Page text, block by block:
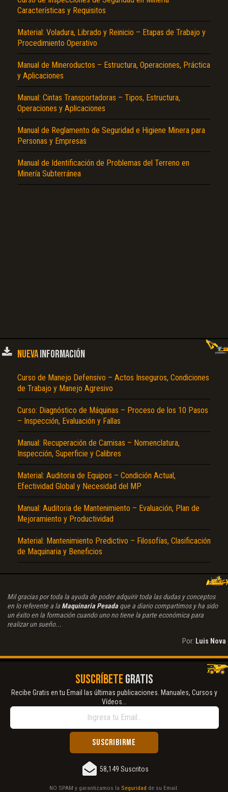
Características y Requisitos
Material: Voladura, Librado y Reinicio – Etapas de Trabajo y
Procedimiento Operativo
Manual de Mineroductos – Estructura, Operaciones, Práctica
y Aplicaciones
Manual: Cintas Transportadoras – Tipos, Estructura,
Operaciones y Aplicaciones
Manual de Reglamento de Seguridad e Higiene Minera para
Personas y Empresas
Manual de Identificación de Problemas del Terreno en
Minería Subterránea
NUEVAINFORMACIÓN
Curso de Manejo Defensivo – Actos Inseguros, Condiciones
de Trabajo y Manejo Agresivo
Curso: Diagnóstico de Máquinas – Proceso de los 10 Pasos
– Inspección, Evaluación y Fallas
Manual: Recuperación de Camisas – Nomenclatura,
Inspección, Superficie y Calibres
Material: Auditoria de Equipos – Condición Actual,
Efectividad Global y Necesidad del MP
Manual: Auditoria de Mantenimiento – Evaluación, Plan de
Mejoramiento y Productividad
Material: Mantenimiento Predictivo – Filosofías, Clasificación
de Maquinaria y Beneficios
Mil gracias por toda la ayuda de poder adquirir toda las dudas y conceptos
en lo referente a la Maquinaria Pesadaque a diario compartimos y ha sido
un éxito en la formación cuando uno no tiene la parte económica para
realizar un sueño...
Por: Luis Nova
SUSCRÍBETEGRATIS
Recibe Gratis en tu Email las últimas publicaciones. Manuales, Cursos y
Vídeos...
58,149 Suscritos
NO SPAM y garantizamos la Seguridad de su Email.
El Título es incorrecto según el contenido.
Texto o Imagen de portada son erróneos.
No carga o no se visualiza el contenido.
Reportar otro tipo de error...